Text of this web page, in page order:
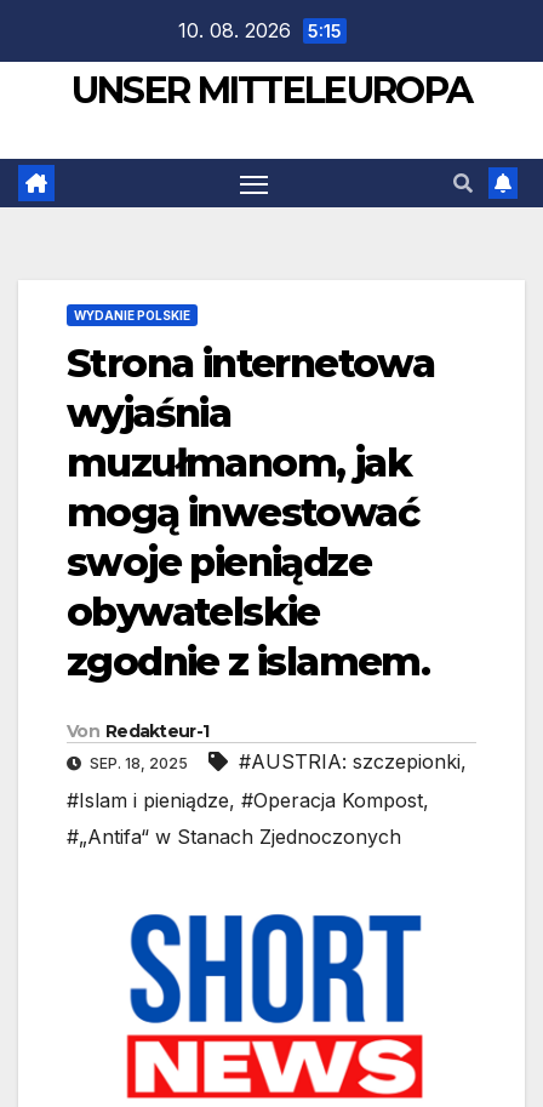
springen
10. 08. 2026 5:15
UNSER MITTELEUROPA
WYDANIE POLSKIE
Strona internetowa
wyjaśnia
muzułmanom, jak
mogą inwestować
swoje pieniądze
obywatelskie
zgodnie z islamem.
Von Redakteur-1
SEP. 18, 2025 #AUSTRIA: szczepionki,
#Islam i pieniądze, #Operacja Kompost,
#„Antifa“ w Stanach Zjednoczonych